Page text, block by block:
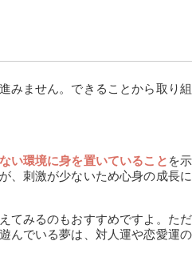
みません。できることから取り
い環境に身を置いていること を
、刺激が少ないため心身の成長
てみるのもおすすめですよ。た
んでいる夢は、対人運や恋愛運